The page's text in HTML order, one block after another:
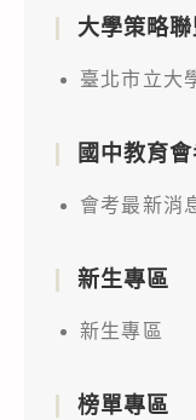
大學策略
臺北市立大
國中教育
會考最新消
新生專區
新生專區
榜單專區